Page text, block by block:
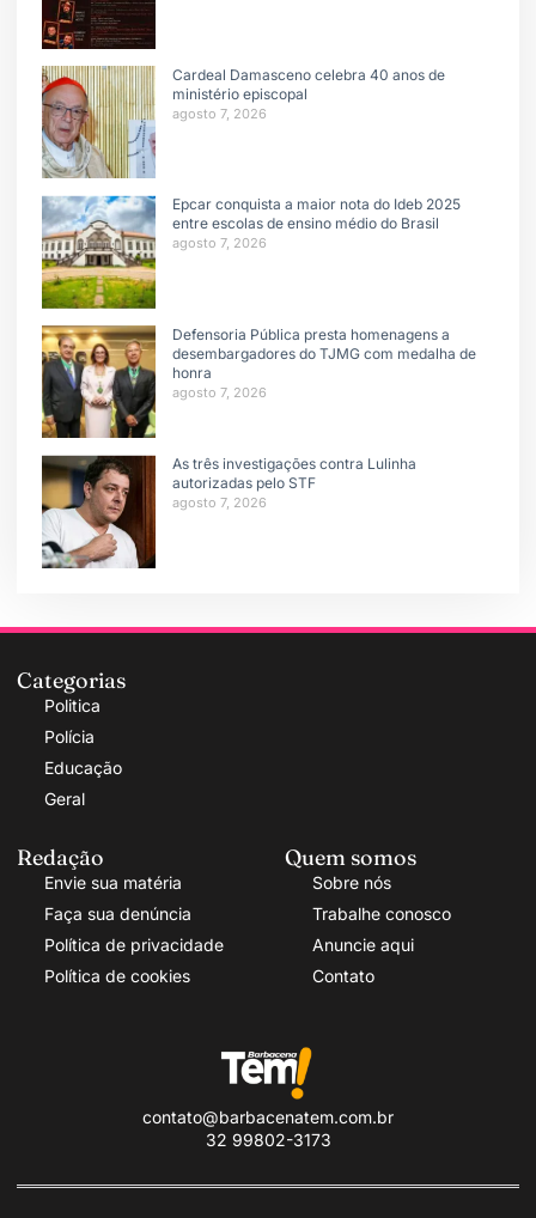
Cardeal Damasceno celebra 40 anos de
ministério episcopal
agosto 7, 2026
Epcar conquista a maior nota do Ideb 2025
entre escolas de ensino médio do Brasil
agosto 7, 2026
Defensoria Pública presta homenagens a
desembargadores do TJMG com medalha de
honra
agosto 7, 2026
As três investigações contra Lulinha
autorizadas pelo STF
agosto 7, 2026
Categorias
Politica
Polícia
Educação
Geral
Redação
Envie sua matéria
Faça sua denúncia
Política de privacidade
Política de cookies
Quem somos
Sobre nós
Trabalhe conosco
Anuncie aqui
Contato
contato@barbacenatem.com.br
32 99802-3173